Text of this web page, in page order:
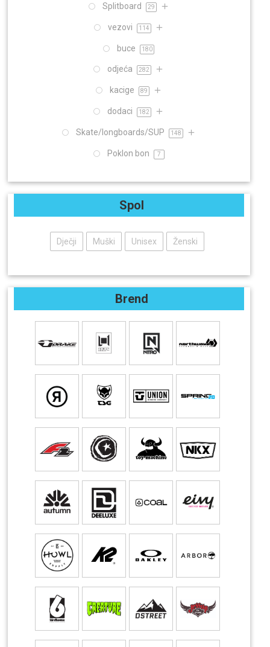
Splitboard 29
vezovi 114
buce 180
odjeća 282
kacige 89
dodaci 182
Skate/longboards/SUP 148
Poklon bon 7
Spol
Dječji Muški Unisex Ženski
Brend